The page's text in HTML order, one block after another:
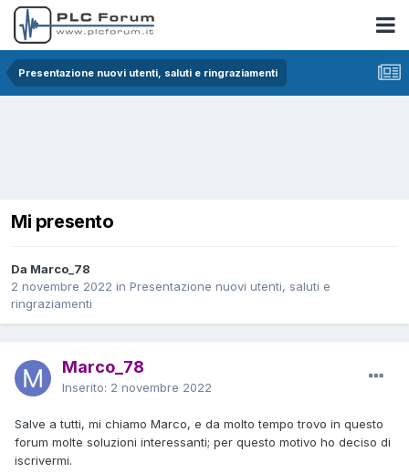
Presentazione nuovi utenti, saluti e ringraziamenti
Mi presento
Da Marco_78
2 novembre 2022 in Presentazione nuovi utenti, saluti e
ringraziamenti
Marco_78
Inserito: 2 novembre 2022
Salve a tutti, mi chiamo Marco, e da molto tempo trovo in questo
forum molte soluzioni interessanti; per questo motivo ho deciso di
iscrivermi.